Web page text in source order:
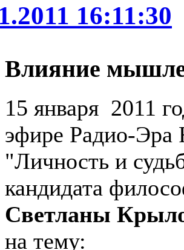
16:11:30
Влияние
15 января 2011
эфире Радио-Эра
"Личность и
кандидата
Светланы
на тему: